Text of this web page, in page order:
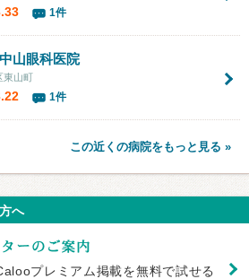
1件
中山眼科医院
東山町
1件
この近くの病院をもっと見る »
へ
プレミアム掲載を無料で試せる